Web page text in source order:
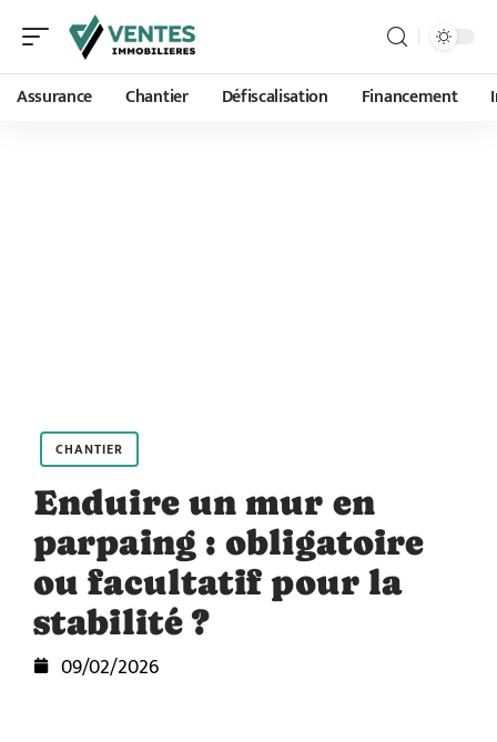
Assurance Chantier Défiscalisation Financement
CHANTIER
Enduire un mur en
parpaing : obligatoire
ou facultatif pour la
stabilité ?
09/02/2026